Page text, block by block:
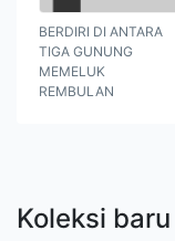
BERDIRI DI ANTARA
TIGA GUNUNG
MEMELUK
REMBULAN
Koleksi